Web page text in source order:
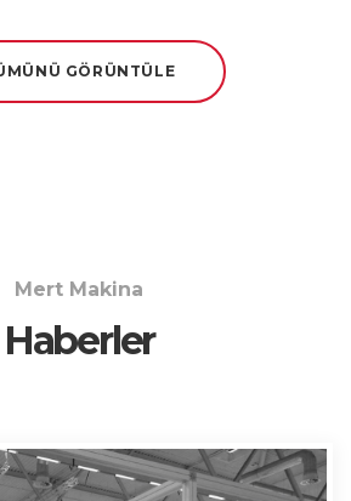
GÖRÜNTÜLE
Mert Makina
Haberler